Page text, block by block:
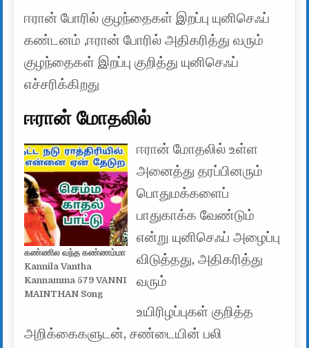
ஈரான் போரில் குழந்தைகள் இறப்பு யுனிசெஃப்
கண்டனம் ,ஈரான் போரில் அதிகரித்து வரும்
குழந்தைகள் இறப்பு குறித்து யுனிசெஃப்
எச்சரிக்கிறது
ஈரான் மோதலில்
கண்ணில வந்த கண்ணம்மா
Kannila Vantha
Kannamma 579 VANNI
MAINTHAN Song
ஈரான் மோதலில் உள்ள
அனைத்து தரப்பினரும்
பொதுமக்களைப்
பாதுகாக்க வேண்டும்
என்று யுனிசெஃப் அழைப்பு
விடுத்தது, அதிகரித்து
வரும்
உயிரிழப்புகள் குறித்த
அறிக்கைகளுடன், சண்டையின் பலி